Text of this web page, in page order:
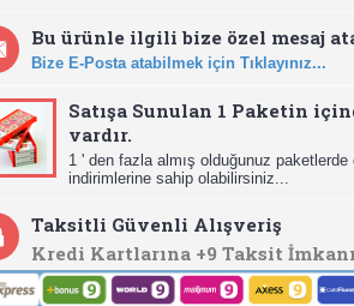
Bu ürünle ilgili bize özel mesaj
Bize E-Posta atabilmek için Tıklayınız...
Satışa Sunulan 1 Paketin
vardır.
1 ' den fazla almış olduğunuz
indirimlerine sahip olabilirsiniz...
Taksitli Güvenli Alışveriş
Kredi Kartlarına +9 Taksit İmkanı